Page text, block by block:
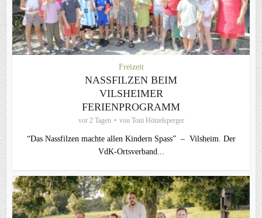
Freizeit
NASSFILZEN BEIM
VILSHEIMER
FERIENPROGRAMM
vor 2 Tagen von Toni Hötzelsperger
“Das Nassfilzen machte allen Kindern Spass” – Vilsheim. Der
VdK-Ortsverband...